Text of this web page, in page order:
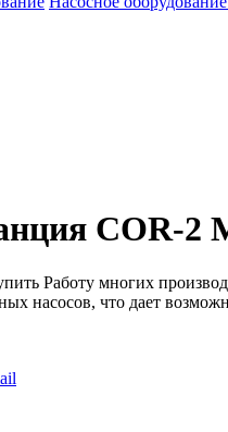
COR-2
Работу многих
насосов, что дает